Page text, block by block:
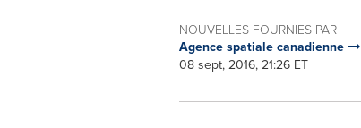
NOUVELLES FOURNIES PAR
Agence spatiale canadienne
08 sept, 2016, 21:26 ET